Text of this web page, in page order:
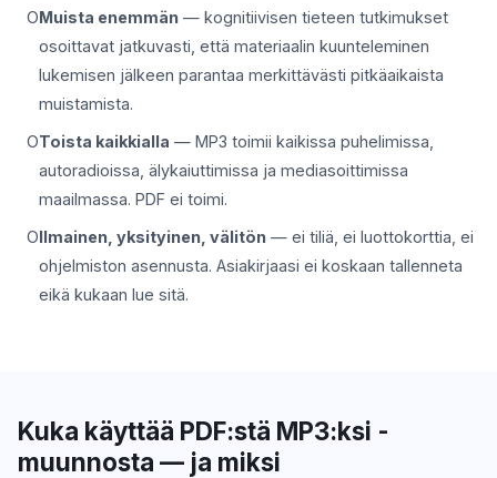
Muista enemmän — kognitiivisen tieteen tutkimukset
osoittavat jatkuvasti, että materiaalin kuunteleminen
lukemisen jälkeen parantaa merkittävästi pitkäaikaista
muistamista.
Toista kaikkialla — MP3 toimii kaikissa puhelimissa,
autoradioissa, älykaiuttimissa ja mediasoittimissa
maailmassa. PDF ei toimi.
Ilmainen, yksityinen, välitön — ei tiliä, ei luottokorttia, ei
ohjelmiston asennusta. Asiakirjaasi ei koskaan tallenneta
eikä kukaan lue sitä.
Kuka käyttää PDF:stä MP3:ksi -
muunnosta — ja miksi